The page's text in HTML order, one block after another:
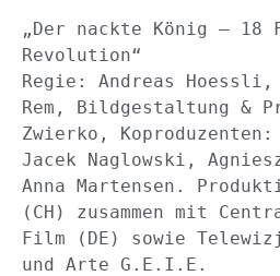
„Der nackte König – 18
Revolution“
Regie: Andreas
Rem, Bildgestaltung &
Zwierko, Koproduzenten:
Jacek Naglowski,
Anna Martensen.
(CH) zusammen mit
Film (DE) sowie
und Arte G.E.I.E.